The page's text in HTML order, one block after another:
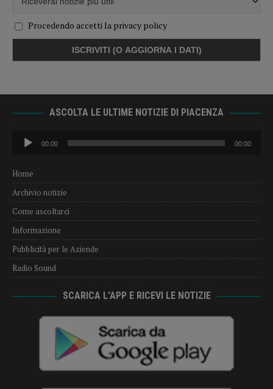
Procedendo accetti la privacy policy
ASCOLTA LE ULTIME NOTIZIE DI PIACENZA
Audio
Player
00:00 00:00
Home
Archivio notizie
Come ascoltarci
Informazione
Pubblicità per le Aziende
Radio Sound
SCARICA L’APP E RICEVI LE NOTIZIE